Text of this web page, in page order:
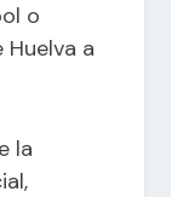
o
a
la